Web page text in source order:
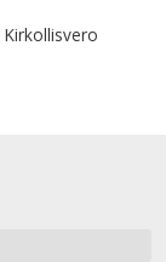
Kirkollisvero